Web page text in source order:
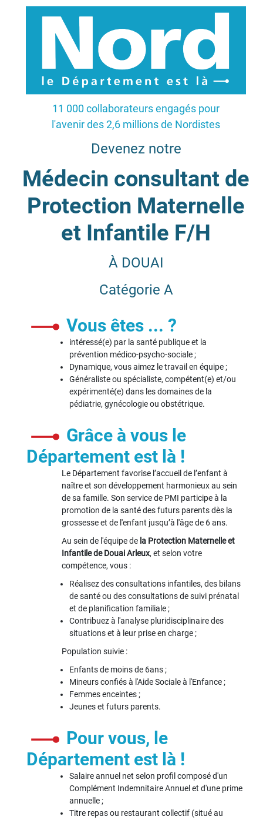
11 000 collaborateurs engagés pour
l'avenir des 2,6 millions de Nordistes
Devenez notre
Médecin consultant de
Protection Maternelle
et Infantile F/H
À DOUAI
Catégorie A
Vous êtes ... ?
intéressé(e) par la santé publique et la
prévention médico-psycho-sociale ;
Dynamique, vous aimez le travail en équipe ;
Généraliste ou spécialiste, compétent(e) et/ou
expérimenté(e) dans les domaines de la
pédiatrie, gynécologie ou obstétrique.
Grâce à vous le
Département est là !
Le Département favorise l’accueil de l’enfant à
naître et son développement harmonieux au sein
de sa famille. Son service de PMI participe à la
promotion de la santé des futurs parents dès la
grossesse et de l'enfant jusqu’à l'âge de 6 ans.
Au sein de l'équipe de la Protection Maternelle et
Infantile de Douai Arleux, et selon votre
compétence, vous :
Réalisez des consultations infantiles, des bilans
de santé ou des consultations de suivi prénatal
et de planification familiale ;
Contribuez à l'analyse pluridisciplinaire des
situations et à leur prise en charge ;
Population suivie :
Enfants de moins de 6ans ;
Mineurs confiés à l'Aide Sociale à l'Enfance ;
Femmes enceintes ;
Jeunes et futurs parents.
Pour vous, le
Département est là !
Salaire annuel net selon profil composé d'un
Complément Indemnitaire Annuel et d'une prime
annuelle ;
Titre repas ou restaurant collectif (situé au